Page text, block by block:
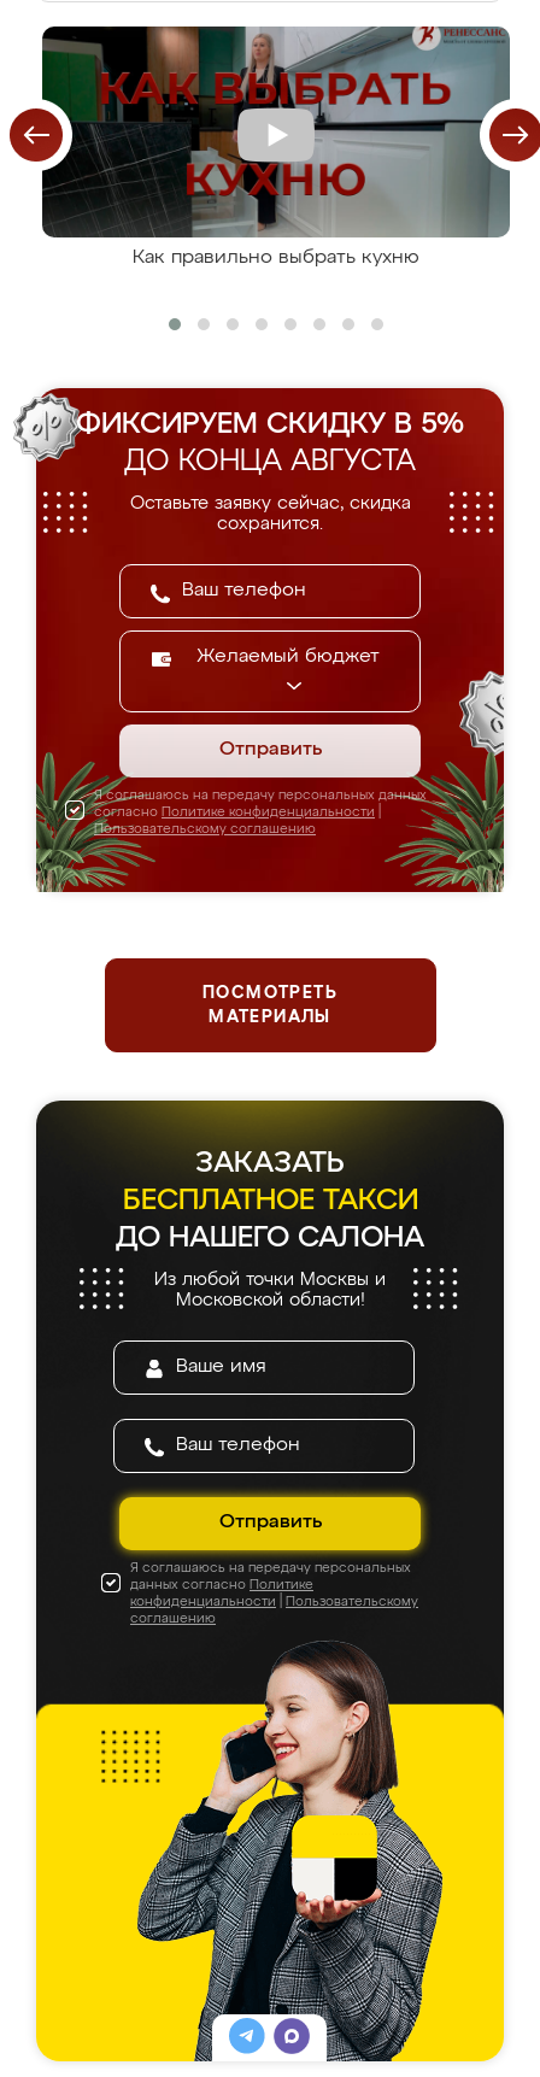
Как правильно выбрать кухню
ФИКСИРУЕМ СКИДКУ В 5%
ДО КОНЦА АВГУСТА
Оставьте заявку сейчас, скидка
сохранится.
Желаемый бюджет
Отправить
Я соглашаюсь на передачу персональных данных
согласно Политике конфиденциальности
Пользовательскому соглашению
ПОСМОТРЕТЬ
МАТЕРИАЛЫ
ЗАКАЗАТЬ
БЕСПЛАТНОЕ ТАКСИ
ДО НАШЕГО САЛОНА
Из любой точки Москвы и
Московской области!
Отправить
Я соглашаюсь на передачу персональных
данных согласно Политике
конфиденциальности
Пользовательскому
соглашению